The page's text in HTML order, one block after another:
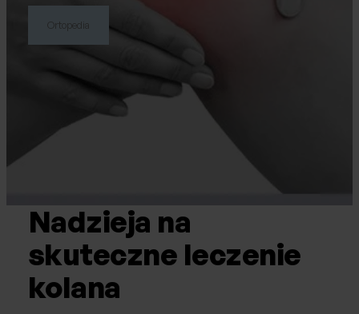
Chirurgia naczyniowa / Flebologia
Neurochirurgia
Ginekologia
Ginekologia estetyczna
Choroby piersi
Ortopedia
Nadzieja na
skuteczne leczenie
kolana